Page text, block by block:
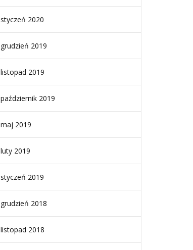
styczeń 2020
grudzień 2019
listopad 2019
październik 2019
maj 2019
luty 2019
styczeń 2019
grudzień 2018
listopad 2018